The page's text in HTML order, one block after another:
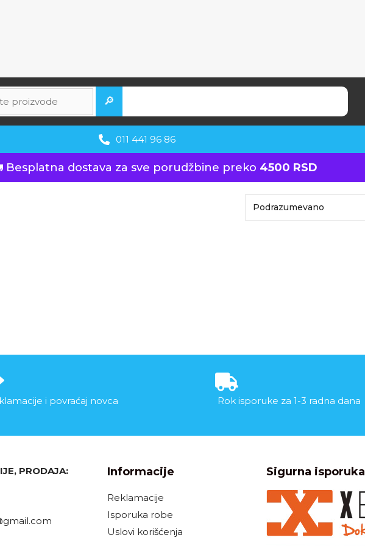
🔎
011 441 96 86
Besplatna dostava za sve porudžbine preko 4500 RSD
i povraćaj novca Rok isporuke za 1-3 radna dana
PRODAJA:
Informacije
Reklamacije
Isporuka robe
Uslovi korišćenja
Sigurna isporuka